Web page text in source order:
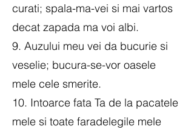
curati; spala-ma-vei si mai vartos
decat zapada ma voi albi.
9. Auzului meu vei da bucurie si
veselie; bucura-se-vor oasele
mele cele smerite.
10. Intoarce fata Ta de la pacatele
mele si toate faradelegile mele